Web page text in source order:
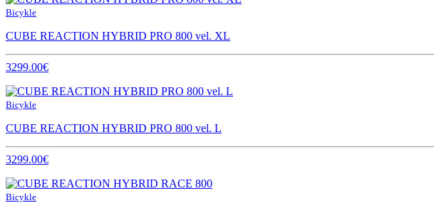
Bicykle
CUBE REACTION HYBRID PRO 800 vel. XL
3299.00€
Bicykle
CUBE REACTION HYBRID PRO 800 vel. L
3299.00€
Bicykle